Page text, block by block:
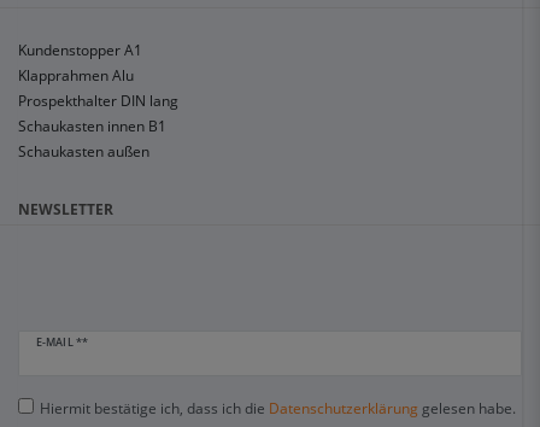
Kundenstopper A1
Klapprahmen Alu
Prospekthalter DIN lang
Schaukasten innen B1
Schaukasten außen
NEWSLETTER
E-MAIL **
Hiermit bestätige ich, dass ich die Daten­schutz­erklärung gelesen habe.